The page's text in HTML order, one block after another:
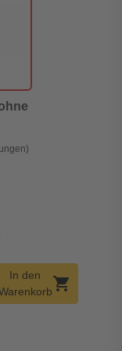
Menge
In den
shopping_cart